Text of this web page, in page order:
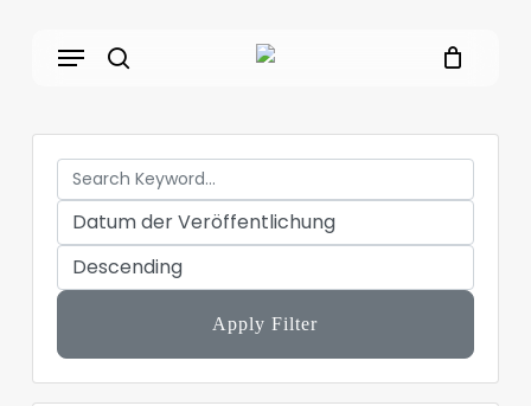
Menu
Apply Filter